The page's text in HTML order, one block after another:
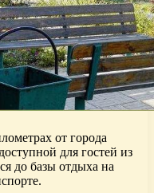
от города
для гостей из
до базы отдыха на